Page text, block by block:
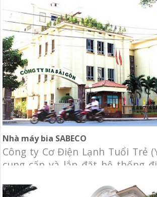
Phường 1, Quận 5, TP. HCM.
kế và thi công hệ thống cơ điện
Nhà máy bia SABECO
Công ty Cơ Điện Lạnh Tuổi Trẻ
cung cấp và lắp đặt hệ thống
Sài Gòn (SABECO).